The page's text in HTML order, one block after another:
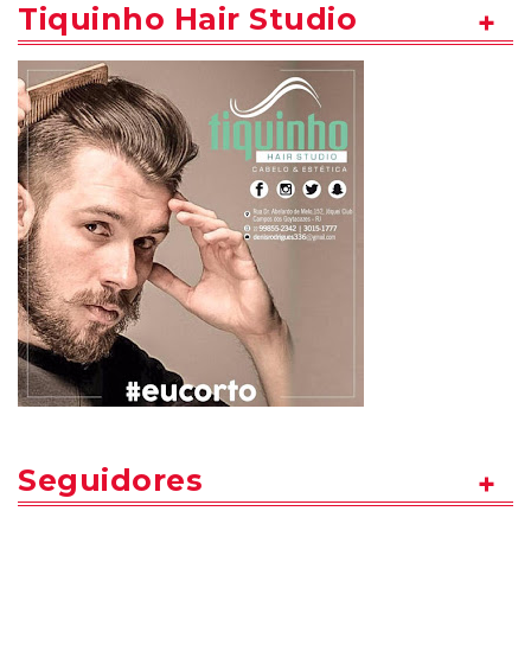
Tiquinho Hair Studio
Seguidores